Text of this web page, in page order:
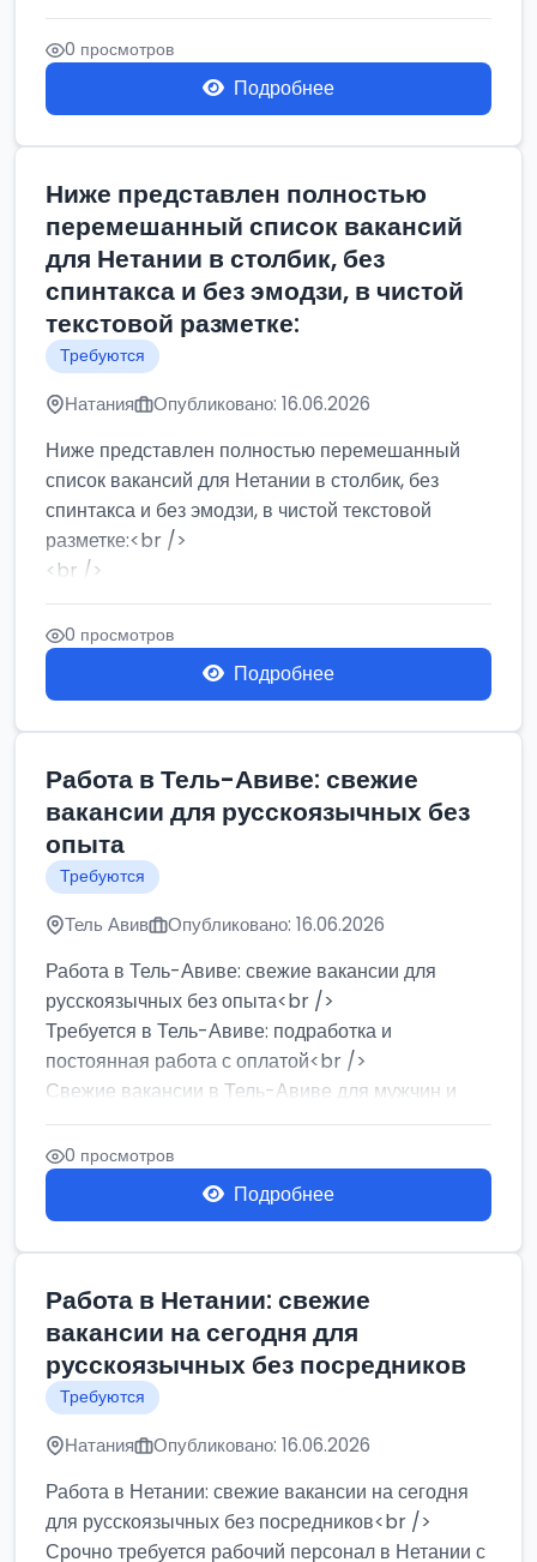
Разнорабочий на сборку м...
0 просмотров
Подробнее
Ниже представлен полностью
перемешанный список вакансий
для Нетании в столбик, без
спинтакса и без эмодзи, в чистой
текстовой разметке:
Требуются
Натания Опубликовано: 16.06.2026
Ниже представлен полностью перемешанный
список вакансий для Нетании в столбик, без
спинтакса и без эмодзи, в чистой текстовой
разметке:<br />
<br />
Работа в Нетании на мебельном производстве:
требу...
0 просмотров
Подробнее
Работа в Тель-Авиве: свежие
вакансии для русскоязычных без
опыта
Требуются
Тель Авив Опубликовано: 16.06.2026
Работа в Тель-Авиве: свежие вакансии для
русскоязычных без опыта<br />
Требуется в Тель-Авиве: подработка и
постоянная работа с оплатой<br />
Свежие вакансии в Тель-Авиве для мужчин и
женщин от хозя...
0 просмотров
Подробнее
Работа в Нетании: свежие
вакансии на сегодня для
русскоязычных без посредников
Требуются
Натания Опубликовано: 16.06.2026
Работа в Нетании: свежие вакансии на сегодня
для русскоязычных без посредников<br />
Срочно требуется рабочий персонал в Нетании с